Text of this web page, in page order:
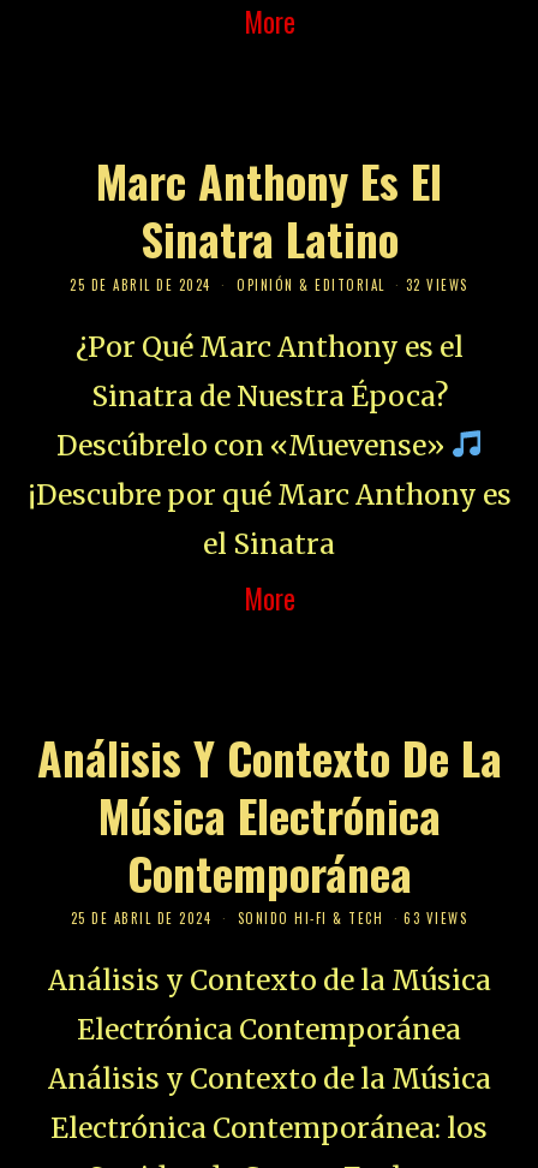
More
Marc Anthony Es El
Sinatra Latino
25 DE ABRIL DE 2024 OPINIÓN & EDITORIAL 32 VIEWS
¿Por Qué Marc Anthony es el
Sinatra de Nuestra Época?
Descúbrelo con «Muevense»
¡Descubre por qué Marc Anthony es
el Sinatra
More
Análisis Y Contexto De La
Música Electrónica
Contemporánea
25 DE ABRIL DE 2024 SONIDO HI-FI & TECH 63 VIEWS
Análisis y Contexto de la Música
Electrónica Contemporánea
Análisis y Contexto de la Música
Electrónica Contemporánea: los